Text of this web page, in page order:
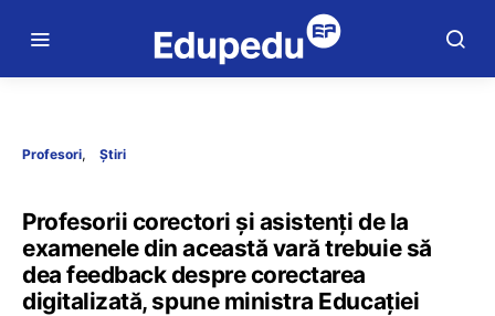
Profesori Știri
Profesorii corectori și asistenți de la
examenele din această vară trebuie să
dea feedback despre corectarea
digitalizată, spune ministra Educației